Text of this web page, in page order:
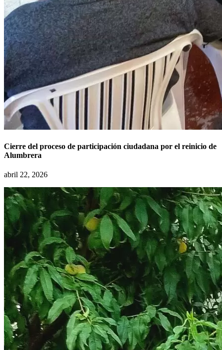
Cierre del proceso de participación ciudadana por el reinicio de
Alumbrera
abril 22, 2026